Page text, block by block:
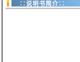
∷说明书简介∷